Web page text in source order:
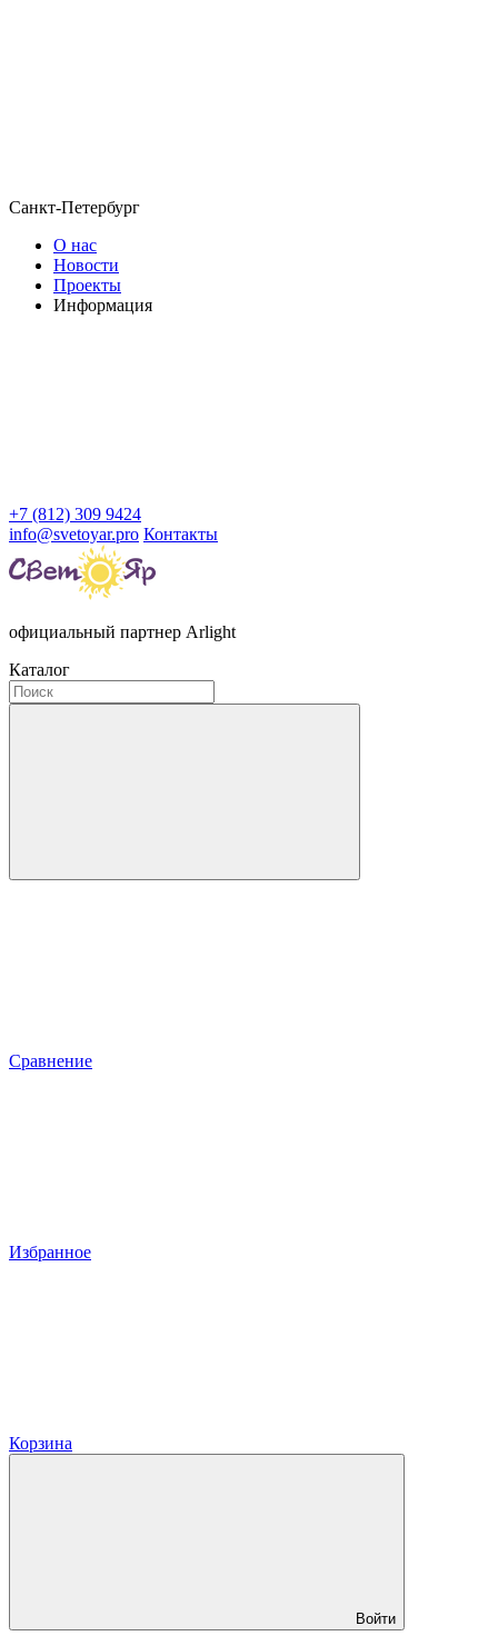
Санкт-Петербург
О нас
Новости
Проекты
Информация
+7 (812) 309 9424
info@svetoyar.pro Контакты
официальный партнер Arlight
Каталог
Сравнение
Избранное
Корзина
Войти